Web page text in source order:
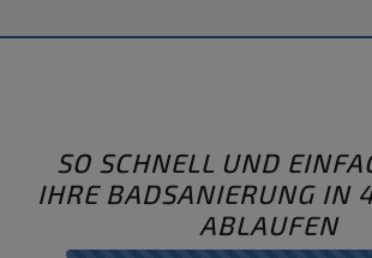
SO SCHNELL UND
IHRE BADSANIERUNG IN
ABLAUFEN